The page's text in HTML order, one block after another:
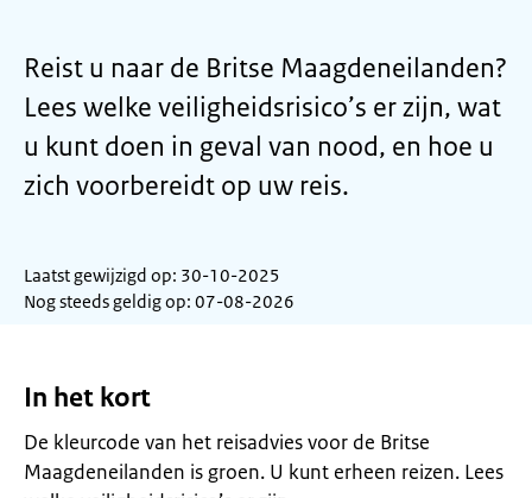
Reist u naar de Britse Maagdeneilanden?
Lees welke veiligheidsrisico’s er zijn, wat
u kunt doen in geval van nood, en hoe u
zich voorbereidt op uw reis.
Laatst gewijzigd op: 30-10-2025
Nog steeds geldig op: 07-08-2026
In het kort
De kleurcode van het reisadvies voor de Britse
Maagdeneilanden is groen. U kunt erheen reizen. Lees